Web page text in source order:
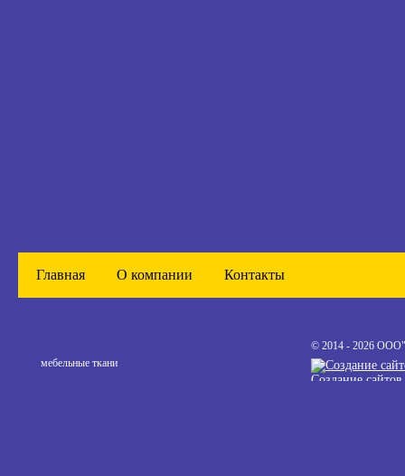
Главная О компании Контакты
мебельные ткани
© 2014 - 2026
Создание сайтов